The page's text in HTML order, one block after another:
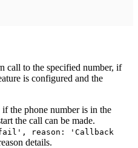
call to the specified number, if
is configured and the
if the phone number is in the
the call can be made.
reason: 'Callback
details.